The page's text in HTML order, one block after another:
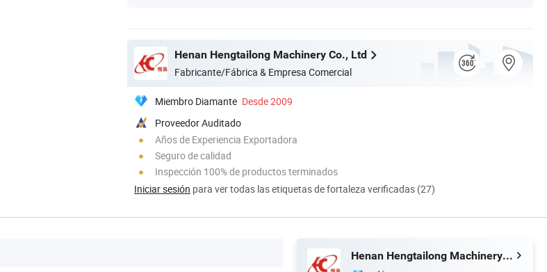
Henan Hengtailong Machinery Co., Ltd
Fabricante/Fábrica & Empresa Comercial
Miembro Diamante Desde 2009
Proveedor Auditado
Años de Experiencia Exportadora
Seguro de calidad
Inspección 100% de productos terminados
Iniciar sesión para ver todas las etiquetas de fortaleza verificadas (27)
Henan Hengtailong Machinery Co., Ltd